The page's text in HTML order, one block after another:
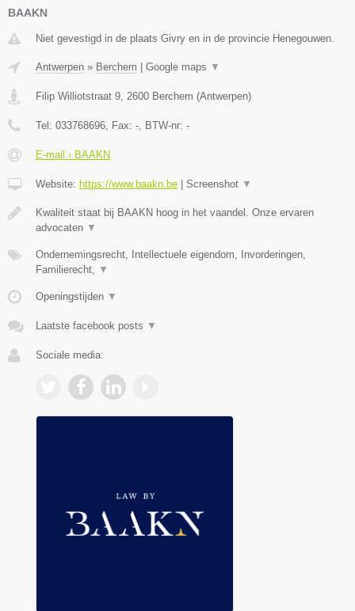
BAAKN
Niet gevestigd in de plaats Givry en in de provincie Henegouwen.
Antwerpen » Berchem Google maps ▼
Filip Williotstraat 9 2600 Berchem (Antwerpen)
Tel: 033768696 , Fax: - , BTW-nr: -
E-mail › BAAKN
Website: https://www.baakn.be Screenshot ▼
Kwaliteit staat bij BAAKN hoog in het vaandel. Onze ervaren
advocaten ▼
Ondernemingsrecht, Intellectuele eigendom, Invorderingen,
Familierecht,
▼
Openingstijden ▼
Laatste facebook posts ▼
Sociale media: